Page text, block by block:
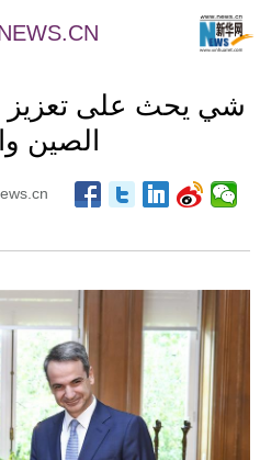
شي يحث على تعزيز
الصين